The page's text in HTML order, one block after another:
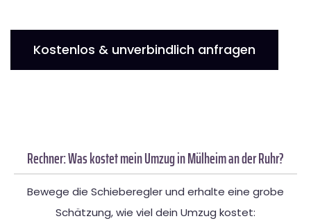
Kostenlos & unverbindlich anfragen
Rechner: Was kostet mein Umzug in Mülheim an der Ruhr?
Bewege die Schieberegler und erhalte eine grobe
Schätzung, wie viel dein Umzug kostet: